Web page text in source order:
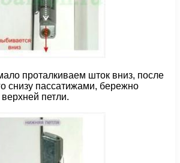
проталкиваем шток вниз, после
снизу пассатижами, бережно
петли.